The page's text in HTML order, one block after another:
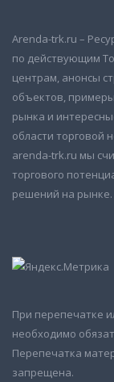
Arenda-trk.ru –
по действующим
центрам, анонсы
объектов,
рынка и
области торговой
arenda-trk.ru мы
торгового
решений на рынке.
При перепечатке
необходимо
Перепечатка
запрещена.